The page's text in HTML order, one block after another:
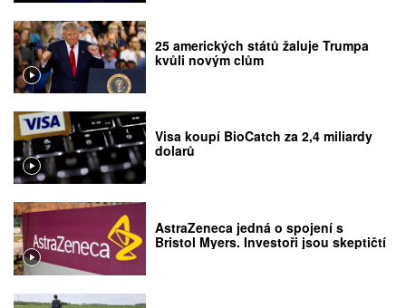
25 amerických států žaluje Trumpa
kvůli novým clům
Visa koupí BioCatch za 2,4 miliardy
dolarů
AstraZeneca jedná o spojení s
Bristol Myers. Investoři jsou skeptičtí